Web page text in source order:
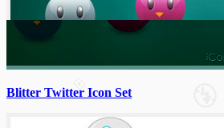
Blitter Twitter Icon Set